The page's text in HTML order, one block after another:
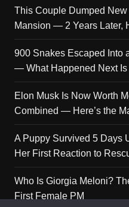
This Couple Dumped
Mansion — 2 Years Later,
900 Snakes Escaped Into
— What Happened Next Is
Elon Musk Is Now Worth
Combined — Here’s the
A Puppy Survived 5 Days
Her First Reaction to
Who Is Giorgia Meloni?
First Female PM